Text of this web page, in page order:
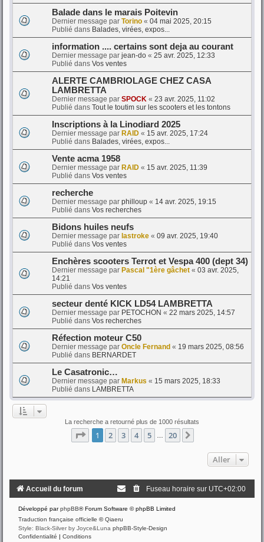
Balade dans le marais Poitevin
Dernier message par Torino « 04 mai 2025, 20:15
Publié dans Balades, virées, expos...
information .... certains sont deja au courant
Dernier message par jean-do « 25 avr. 2025, 12:33
Publié dans Vos ventes
ALERTE CAMBRIOLAGE CHEZ CASA
LAMBRETTA
Dernier message par SPOCK « 23 avr. 2025, 11:02
Publié dans Tout le toutim sur les scooters et les tontons
Inscriptions à la Linodiard 2025
Dernier message par RAID « 15 avr. 2025, 17:24
Publié dans Balades, virées, expos...
Vente acma 1958
Dernier message par RAID « 15 avr. 2025, 11:39
Publié dans Vos ventes
recherche
Dernier message par philloup « 14 avr. 2025, 19:15
Publié dans Vos recherches
Bidons huiles neufs
Dernier message par lastroke « 09 avr. 2025, 19:40
Publié dans Vos ventes
Enchères scooters Terrot et Vespa 400 (dept 34)
Dernier message par Pascal "1ère gâchet « 03 avr. 2025,
14:21
Publié dans Vos ventes
secteur denté KICK LD54 LAMBRETTA
Dernier message par PETOCHON « 22 mars 2025, 14:57
Publié dans Vos recherches
Réfection moteur C50
Dernier message par Oncle Fernand « 19 mars 2025, 08:56
Publié dans BERNARDET
Le Casatronic…
Dernier message par Markus « 15 mars 2025, 18:33
Publié dans LAMBRETTA
La recherche a retourné plus de 1000 résultats
Page 1sur20
1 2 3 4 5 20
Aller
Accueil du forum Fuseau horaire sur UTC+02:00
Développé parphpBB® Forum Software © phpBB Limited
Traduction française officielle ©Qiaeru
Style: Black-Silver by Joyce&Luna phpBB-Style-Design
Confidentialité | Conditions